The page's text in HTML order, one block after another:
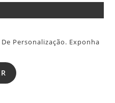
Personalização. Exponha